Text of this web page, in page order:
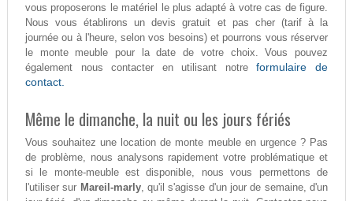
vous proposerons le matériel le plus adapté à votre cas de figure.
Nous vous établirons un devis gratuit et pas cher (tarif à la
journée ou à l'heure, selon vos besoins) et pourrons vous réserver
le monte meuble pour la date de votre choix. Vous pouvez
également nous contacter en utilisant notreformulaire de
contact.
Même le dimanche, la nuit ou les jours fériés
Vous souhaitez une location de monte meuble en urgence ? Pas
de problème, nous analysons rapidement votre problématique et
si le monte-meuble est disponible, nous vous permettons de
l'utiliser sur Mareil-marly, qu'il s'agisse d'un jour de semaine, d'un